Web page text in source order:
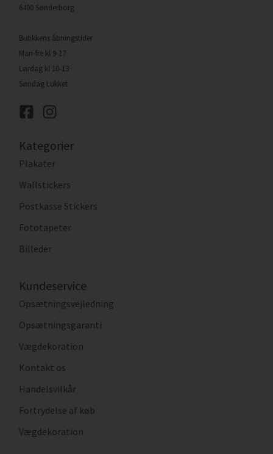
6400 Sønderborg
Butikkens åbningstider
Man-fre kl 9-17
Lørdag kl 10-13
Søndag Lukket
Kategorier
Plakater
Wallstickers
Postkasse Stickers
Fototapeter
Billeder
Kundeservice
Opsætningsvejledning
Opsætningsgaranti
Vægdekoration
Kontakt os
Handelsvilkår
Fortrydelse af køb
Vægdekoration